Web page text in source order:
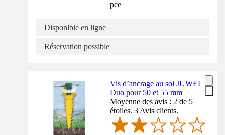
pce
Disponible en ligne
Réservation possible
Vis d’ancrage au sol JUWEL
Duo pour 50 et 55 mm
Moyenne des avis : 2 de 5
étoiles. 3 Avis clients.